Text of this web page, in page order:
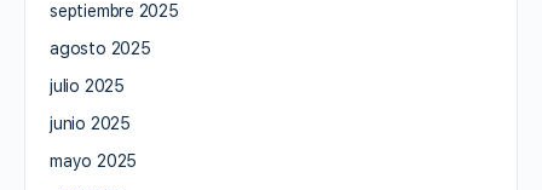
septiembre 2025
agosto 2025
julio 2025
junio 2025
mayo 2025